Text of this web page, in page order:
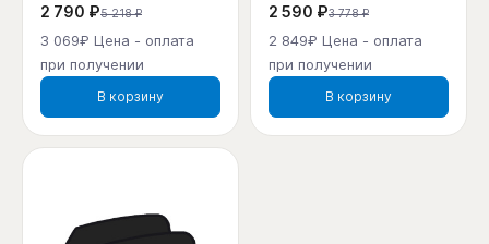
2 790 ₽5 218 ₽
3 069₽ Цена - оплата
при получении
В корзину
2 590 ₽3 778 ₽
2 849₽ Цена - оплата
при получении
В корзину